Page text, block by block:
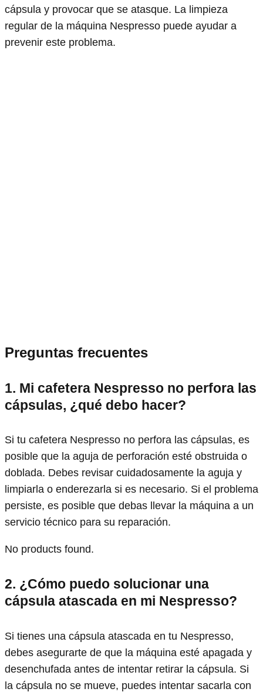
cápsula y provocar que se atasque. La limpieza
regular de la máquina Nespresso puede ayudar a
prevenir este problema.
Preguntas frecuentes
1. Mi cafetera Nespresso no perfora las
cápsulas, ¿qué debo hacer?
Si tu cafetera Nespresso no perfora las cápsulas, es
posible que la aguja de perforación esté obstruida o
doblada. Debes revisar cuidadosamente la aguja y
limpiarla o enderezarla si es necesario. Si el problema
persiste, es posible que debas llevar la máquina a un
servicio técnico para su reparación.
No products found.
2. ¿Cómo puedo solucionar una
cápsula atascada en mi Nespresso?
Si tienes una cápsula atascada en tu Nespresso,
debes asegurarte de que la máquina esté apagada y
desenchufada antes de intentar retirar la cápsula. Si
la cápsula no se mueve, puedes intentar sacarla con